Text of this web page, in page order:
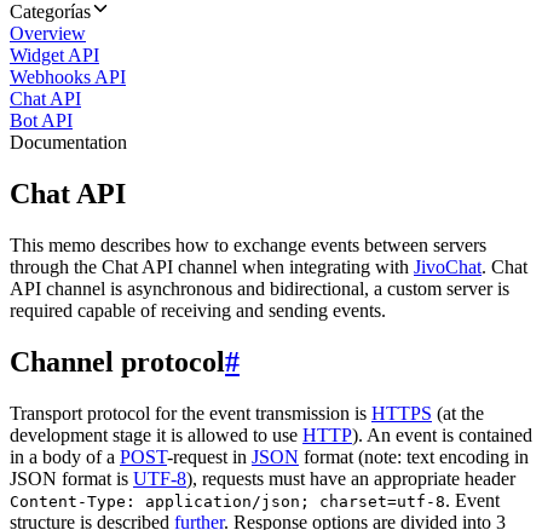
Categorías
Overview
Widget API
Webhooks API
Chat API
Bot API
Documentation
Chat API
This memo describes how to exchange events between servers
through the Chat API channel when integrating with JivoChat. Chat
API channel is asynchronous and bidirectional, a custom server is
required capable of receiving and sending events.
Channel protocol#
Transport protocol for the event transmission is HTTPS (at the
development stage it is allowed to use HTTP). An event is contained
in a body of a POST-request in JSON format (note: text encoding in
JSON format is UTF-8), requests must have an appropriate header
Content-Type: application/json; charset=utf-8. Event
structure is described further. Response options are divided into 3